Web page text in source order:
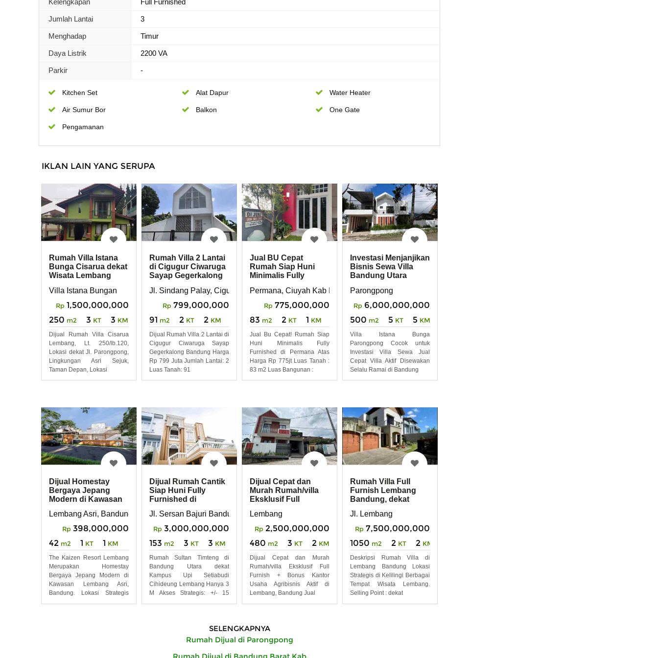
Jumlah Lantai 3
Menghadap Timur
Daya Listrik 2200 VA
Parkir -
Kitchen Set Alat Dapur Water Heater
Air Sumur Bor Balkon One Gate
Pengamanan
IKLAN LAIN YANG SERUPA
Rumah Villa Istana
Bunga Cisarua dekat
Wisata Lembang
Villa Istana Bungan
Rp 1,500,000,000
250 m2 3 KT 3 KM
Dijual Rumah Villa Cisarua
Lembang, Lt. 250/lb.120,
Lokasi dekat Jl. Parongpong,
Lingkungan Asri Sejuk,
Taman Depan, Lokasi
Rumah Villa 2 Lantai
di Cigugur Ciwaruga
Sayap Gegerkalong
Jl. Sindang Palay, Cigugur Ciwaruga Bandung
Rp 799,000,000
91 m2 2 KT 2 KM
Dijual Rumah Villa 2 Lantai di
Cigugur Ciwaruga Sayap
Gegerkalong Bandung Harga
Rp 799 Juta Jumlah Lantai: 2
Luas Tanah: 91
Jual BU Cepat
Rumah Siap Huni
Minimalis Fully
Permana at
Permana, Ciuyah Kab Bandung Barat
Rp 775,000,000
83 m2 2 KT 1 KM
Jual Bu Cepat! Rumah Siap
Huni Minimalis Fully
Furnished di Permana Atas
Harga Rp 775jt Luas Tanah :
83 m2 Luas Bangunan :
Investasi Menjanjikan
Bisnis Sewa Villa
Bandung Utara
Parongpong
Rp 6,000,000,000
500 m2 5 KT 5 KM
Villa Istana Bunga
Parongpong Cocok untuk
Investasi Villa Sewa Jual
Cepat Villa Aktif Disewakan
Selalu Ramai di Bandung
Dijual Homestay
Bergaya Jepang
Modern di Kawasan
Bandung
Lembang Asri, Bandung Barat
Rp 398,000,000
42 m2 1 KT 1 KM
The Kaizen Resort Lembang
Merupakan Homestay
Bergaya Jepang Modern di
Kawasan Lembang Asri,
Bandung. Lokasi Strategis
Dijual Rumah Cantik
Siap Huni Fully
Furnished di
Jl. Sersan Bajuri Bandung
Rp 3,000,000,000
153 m2 3 KT 3 KM
Rumah Sultan Timteng di
Bandung Utara dekat
Kampus Upi Setiabudi
Cihideung Lembang Hanya 3
M Akses Strategis: +/- 15
Dijual Cepat dan
Murah Rumah/villa
Eksklusif Full
Lembang
Rp 2,500,000,000
480 m2 3 KT 2 KM
Dijual Cepat dan Murah
Rumah/villa Eksklusif Full
Furnish + Bonus Kantor
Usaha Agribisnis Aktif di
Lembang, Bandung Jual
Rumah Villa Full
Furnish Lembang
Bandung, dekat
Wisata
Jl. Lembang
Rp 7,500,000,000
1050 m2 2 KT 2 KM
Deskripsi Rumah Villa di
Lembang Bandung Lokasi
Strategis di Kelilingi Berbagai
Tempat Wisata Lembang.
Selling Point : dekat
SELENGKAPNYA
Rumah Dijual di Parongpong